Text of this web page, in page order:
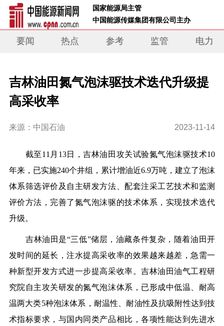
国家能源局主管
中国能源传媒集团有限公司主办
要闻 热点 参考 监管 电力
吉林油田氮气泡沫驱技术迭代升级提
高采收率
来源：中国石油 2023-11-14
截至11月13日，吉林油田攻关试验氮气泡沫驱技术10
年来，已实施240个井组，累计增油近6.9万吨，建立了泡沫
体系筛选评价及自主研发方法、配套注采工艺技术和监测
评价方法，完善了氮气泡沫驱的技术体系，实现技术迭代
升级。
吉林油田是“三低”储层，油藏条件复杂，随着油田开
发时间的延长，注水提高采收率的效果越来越差，急需一
种新型开发方式进一步提高采收率。吉林油田油气工程研
究院自主攻关研发的氮气泡沫体系，已形成中低温、耐高
温两大类5种泡沫体系，耐温性、耐油性及抗吸附性达到技
术指标要求，与国内同类产品相比，各项性能达到先进水